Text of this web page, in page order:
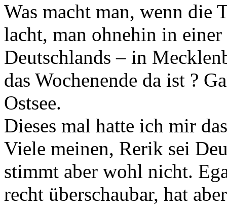
Was macht man, wenn die
lacht, man ohnehin in
Deutschlands – in
das Wochenende da ist ?
Ostsee.
Dieses mal hatte ich mir
Viele meinen, Rerik sei
stimmt aber wohl nicht.
recht überschaubar, hat